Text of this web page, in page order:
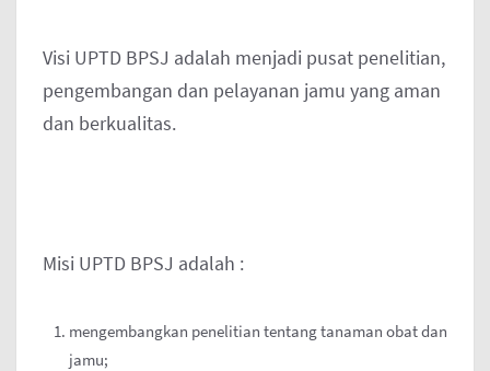
Visi UPTD BPSJ adalah menjadi pusat penelitian,
pengembangan dan pelayanan jamu yang aman
dan berkualitas.
Misi UPTD BPSJ adalah :
mengembangkan penelitian tentang tanaman obat dan
jamu;